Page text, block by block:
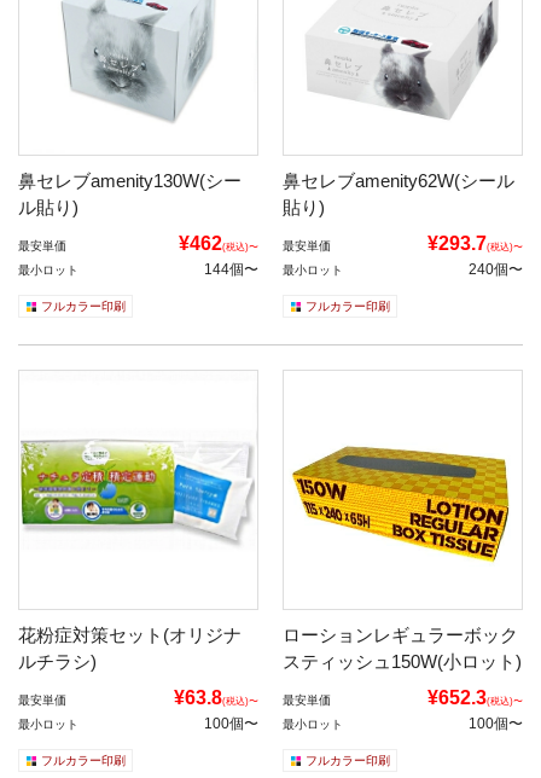
鼻セレブamenity130W(シー
ル貼り)
最安単価 ¥462(税込)〜
最小ロット 144個〜
フルカラー印刷
鼻セレブamenity62W(シール
貼り)
最安単価 ¥293.7(税込)〜
最小ロット 240個〜
フルカラー印刷
花粉症対策セット(オリジナ
ルチラシ)
最安単価 ¥63.8(税込)〜
最小ロット 100個〜
フルカラー印刷
ローションレギュラーボック
スティッシュ150W(小ロット)
最安単価 ¥652.3(税込)〜
最小ロット 100個〜
フルカラー印刷